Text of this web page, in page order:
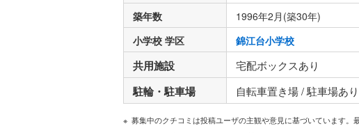
築年数
1996年2月(築30年)
小学校 学区
錦江台小学校
共用施設 宅配ボックスあり
駐輪・駐車場 自転車置き場 / 駐車場あ
募集中のクチコミは投稿ユーザの主観や意見に基づいています。